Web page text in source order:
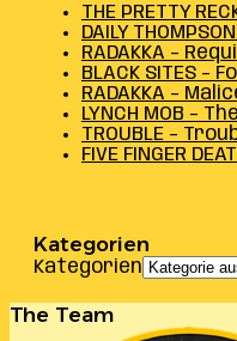
THE PRETTY
DAILY
RADAKKA –
BLACK SITES –
RADAKKA –
LYNCH MOB –
TROUBLE –
FIVE FINGER
Kategorien
Kategorien
The Team